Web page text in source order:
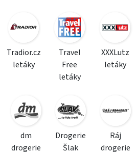
Tradior.cz
letáky
Travel
Free
letáky
XXXLutz
letáky
dm
drogerie
Drogerie
Šlak
Ráj
drogerie